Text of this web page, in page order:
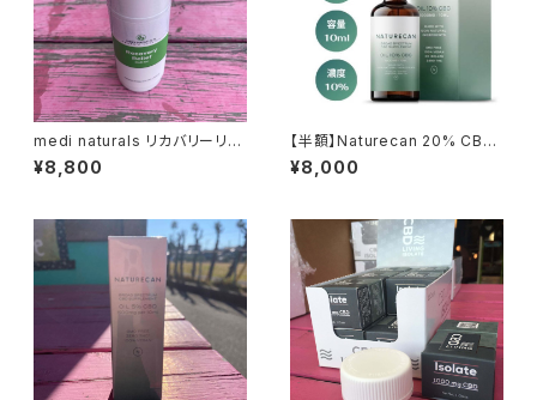
medi naturals リカバリーリリ
ーフロールオン 88ml 1,500m
g CBD配合
¥8,800
【半額】Naturecan 20% CBG
オイル
¥8,000